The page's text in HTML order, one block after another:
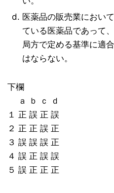
医薬品の販売業におい
ている医薬品であって
局方で定める基準に適
はならない。
下欄
ａ ｂ ｃ ｄ
１ 正 誤 正 誤
２ 正 正 誤 正
３ 誤 誤 誤 正
４ 誤 正 誤 誤
５ 誤 正 正 正